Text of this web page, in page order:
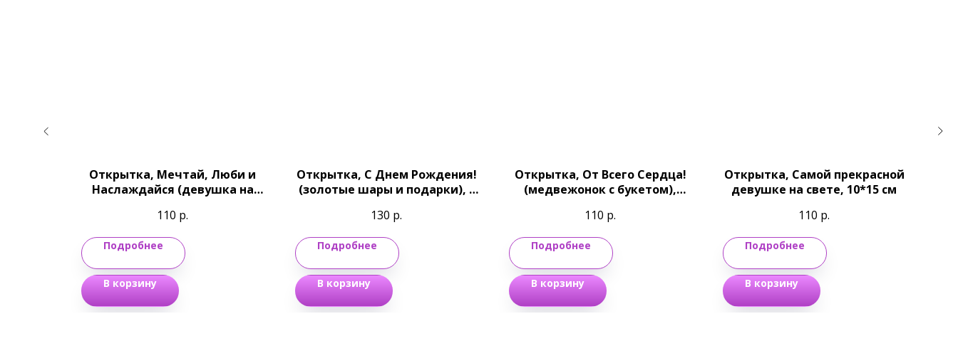
Открытка, Мечтай, Люби и
Наслаждайся (девушка на
110 р.
Подробнее
В корзину
Открытка, С Днем Рождения!
(золотые шары и подарки), с
130 р.
Подробнее
В корзину
Открытка, От Всего Сердца!
(медвежонок с букетом),
110 р.
Подробнее
В корзину
Открытка, Самой прекрасной
девушке на свете, 10*15 см
110 р.
Подробнее
В корзину